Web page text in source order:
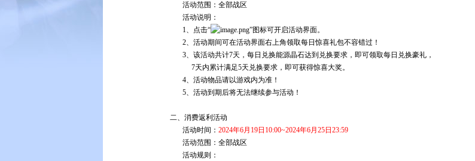
活动范围：全部战区
活动说明：
1、点击“
”图标可开启活动界面。
2、活动期间可在活动界面右上角领取每日惊喜礼包不容错过！
3、该活动共计7天，每日兑换能源晶石达到兑换要求，即可领取每日兑换豪礼，
7天内累计满足5天兑换要求，即可获得惊喜大奖。
4、活动物品请以游戏内为准！
5、活动到期后将无法继续参与活动！
二、消费返利活动
活动时间： 2024年6月19日10:00~2024年6月25日23:59
活动范围： 全部战区
活动规则：